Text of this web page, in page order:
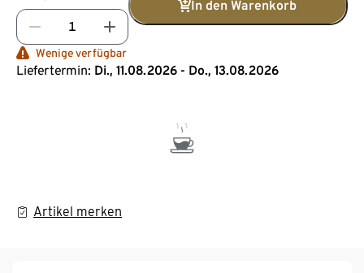
In den Warenkorb
Wenige verfügbar
Liefertermin: Di., 11.08.2026 - Do., 13.08.2026
Artikel merken